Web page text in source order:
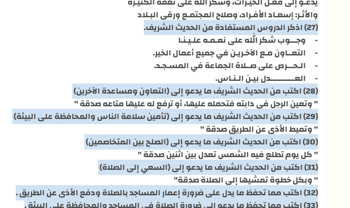
والأثـر: إسعـاد الأفـراد، وصلاح المجتمـع ورقي البـلاد
(27) اذكر الدروس المستفادة من الحديث الشريف.
- وجـــوب شكر الله على نعـمـه علـيـنـا
-
التعــاون مـع الآخـريـن في جميع أعمال الخير.
-
الـحـــرص على صــلاة الجماعة في المسـجـد.
-
العــــــــــــدل بيـن الـنـاس.
(28) اكتب من الحديث الشريف ما يدعو إلى (التعاون ومساعدة الآخرين)
" وتعين الرجل في دابته فتحمله عليها، أو ترفع له عليها متاعه صدقة "
(29) اكتب من الحديث الشريف ما يدعو إلى (تأمين سلامة الناس والمحافظة على البيئة)
" وتميط الأذى عن الطريق صدقة "
(30) اكتب من الحديث الشريف ما يدعو إلى (الصلح بين المتخاصمين)
" كل يوم تطلع فيه الشمس تعدل بين اثنين صدقة "
(31) اكتب من الحديث الشريف ما يدعو إلى (السعي إلى الصلاة)
" وبكل خطوة تمشيها إلى الصلاة صدقة"
(32) اكتب مما تحفظ ما يدل على ضرورة إعمار المساجد بالصلاة ودفع الأذى عن الطريق .